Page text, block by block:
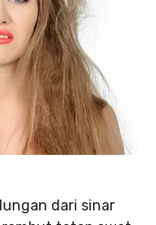
dari sinar